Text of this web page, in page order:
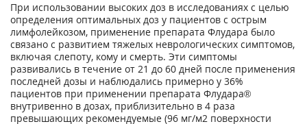
При использовании высоких доз в исследованиях с целью
определения оптимальных доз у пациентов с острым
лимфолейкозом, применение препарата Флудара было
связано с развитием тяжелых неврологических симптомов,
включая слепоту, кому и смерть. Эти симптомы
развивались в течение от 21 до 60 дней после применения
последней дозы и наблюдались примерно у 36%
пациентов при применении препарата Флудара®
внутривенно в дозах, приблизительно в 4 раза
превышающих рекомендуемые (96 мг/м2 поверхности